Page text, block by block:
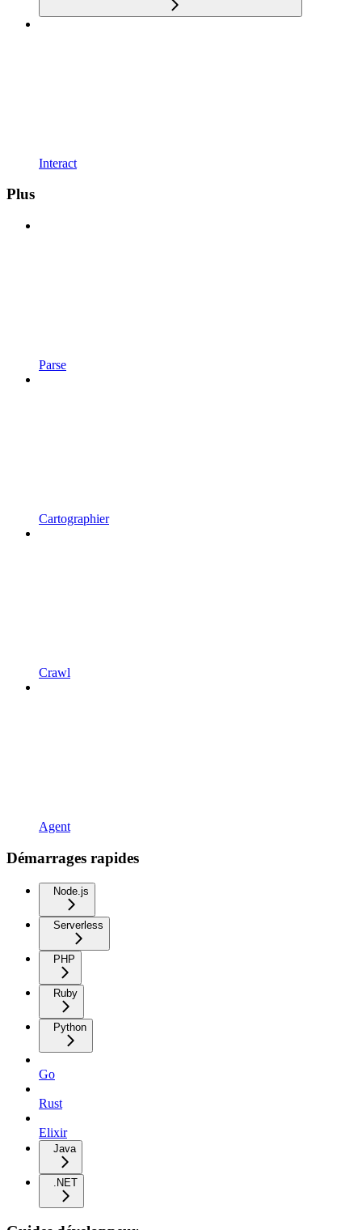
Interact
Plus
Parse
Cartographier
Crawl
Agent
Démarrages rapides
Node.js
Serverless
PHP
Ruby
Python
Go
Rust
Elixir
Java
.NET